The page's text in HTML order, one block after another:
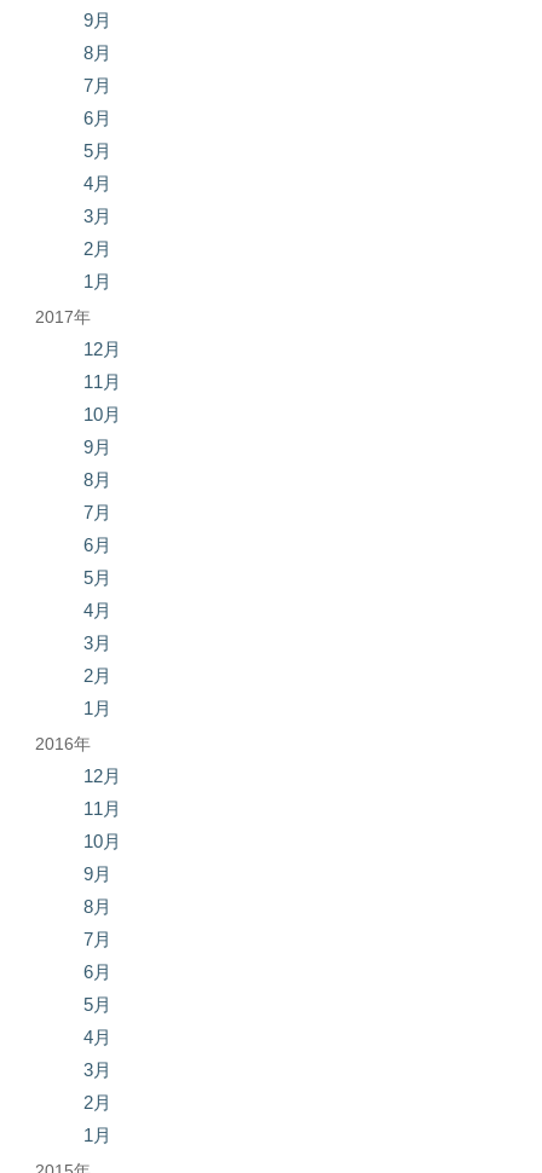
9月
8月
7月
6月
5月
4月
3月
2月
1月
2017年
12月
11月
10月
9月
8月
7月
6月
5月
4月
3月
2月
1月
2016年
12月
11月
10月
9月
8月
7月
6月
5月
4月
3月
2月
1月